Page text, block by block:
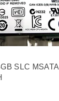
SLC MSATA